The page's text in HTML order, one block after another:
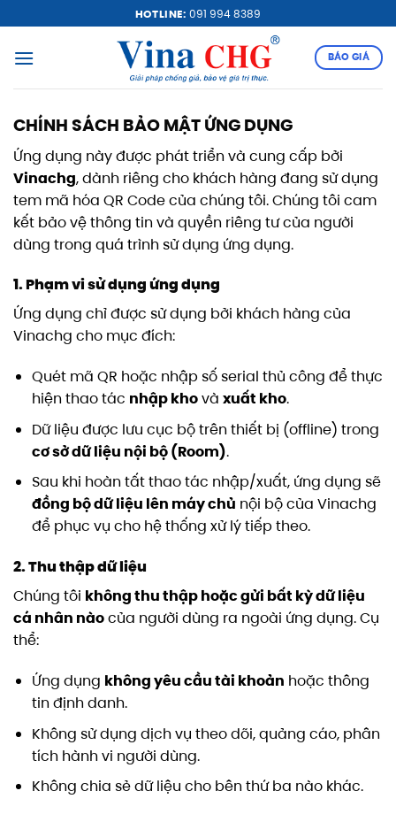
qua
nội
HOTLINE:091 994 8389
BÁO GIÁ
CHÍNH SÁCH BẢO MẬT ỨNG DỤNG
Ứng dụng này được phát triển và cung cấp bởi
Vinachg, dành riêng cho khách hàng đang sử dụng
tem mã hóa QR Code của chúng tôi. Chúng tôi cam
kết bảo vệ thông tin và quyền riêng tư của người
dùng trong quá trình sử dụng ứng dụng.
1. Phạm vi sử dụng ứng dụng
Ứng dụng chỉ được sử dụng bởi khách hàng của
Vinachg cho mục đích:
Quét mã QR hoặc nhập số serial thủ công để thực
hiện thao tác nhập khovà xuất kho.
Dữ liệu được lưu cục bộ trên thiết bị (offline) trong
cơ sở dữ liệu nội bộ (Room).
Sau khi hoàn tất thao tác nhập/xuất, ứng dụng sẽ
đồng bộ dữ liệu lên máy chủ nội bộ của Vinachg
để phục vụ cho hệ thống xử lý tiếp theo.
2. Thu thập dữ liệu
Chúng tôi không thu thập hoặc gửi bất kỳ dữ liệu
cá nhân nàocủa người dùng ra ngoài ứng dụng. Cụ
thể:
Ứng dụng không yêu cầu tài khoản hoặc thông
tin định danh.
Không sử dụng dịch vụ theo dõi, quảng cáo, phân
tích hành vi người dùng.
Không chia sẻ dữ liệu cho bên thứ ba nào khác.